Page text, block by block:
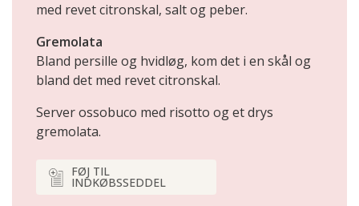
med revet citronskal, salt og peber.
Gremolata
Bland persille og hvidløg, kom det i en skål og
bland det med revet citronskal.
Server ossobuco med risotto og et drys
gremolata.
FØJ TIL
INDKØBSSEDDEL